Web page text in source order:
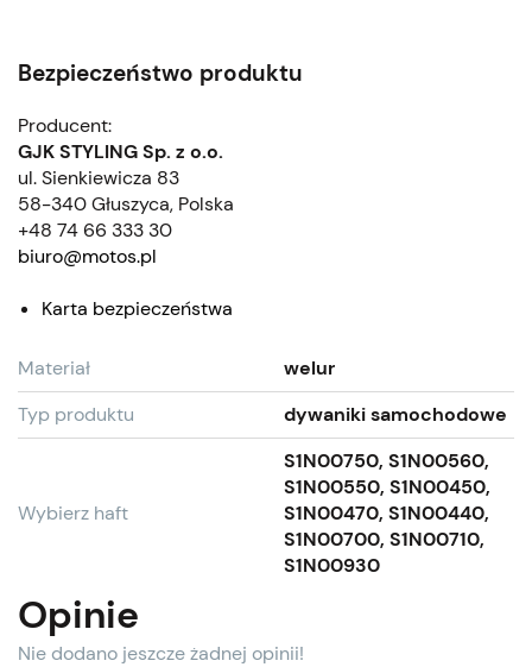
Bezpieczeństwo produktu
Producent:
GJK STYLING Sp. z o.o.
ul. Sienkiewicza 83
58-340 Głuszyca, Polska
+48 74 66 333 30
biuro@motos.pl
Karta bezpieczeństwa
Materiał
welur
Typ produktu
dywaniki samochodowe
Wybierz haft
S1N00750, S1N00560,
S1N00550, S1N00450,
S1N00470, S1N00440,
S1N00700, S1N00710,
S1N00930
Opinie
Nie dodano jeszcze żadnej opinii!